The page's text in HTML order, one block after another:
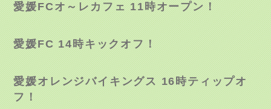
愛媛FCオ～レカフェ11時オープン！
愛媛FC 14時キックオフ！
愛媛オレンジバイキングス16時ティップオ
フ！